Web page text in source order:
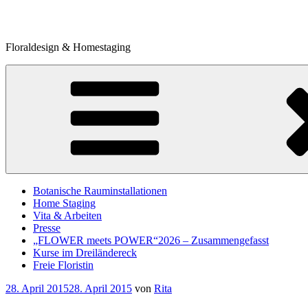
Floraldesign & Homestaging
Botanische Rauminstallationen
Home Staging
Vita & Arbeiten
Presse
„FLOWER meets POWER“2026 – Zusammengefasst
Kurse im Dreiländereck
Freie Floristin
Veröffentlicht
28. April 201528. April 2015 von Rita